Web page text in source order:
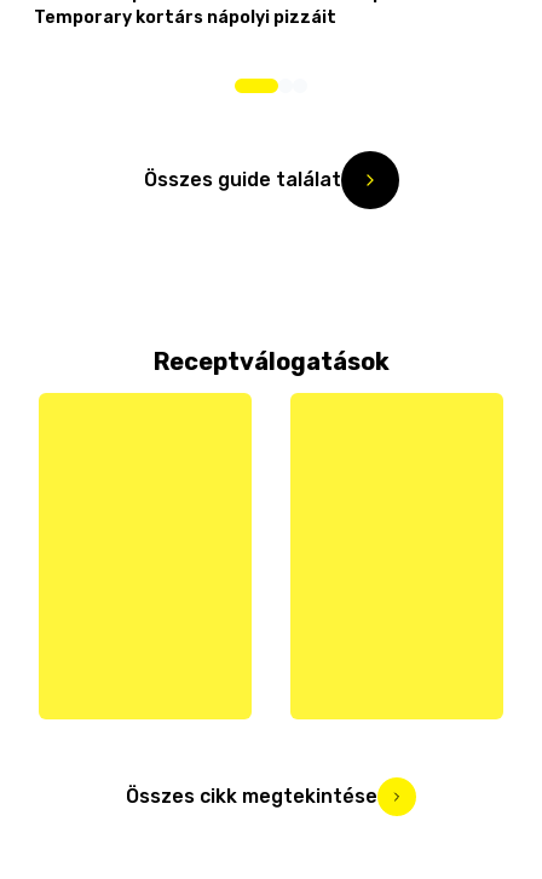
Temporary kortárs nápolyi pizzáit
Összes guide találat
Receptválogatások
Összes cikk megtekintése